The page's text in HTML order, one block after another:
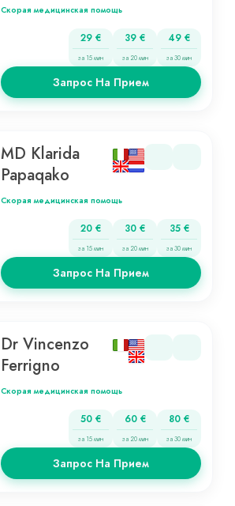
Скорая медицинская помощь
29 €
за 15 мин
39 €
за 20 мин
49 €
за 30 мин
Запрос На Прием
MD Klarida
Papaqako
Скорая медицинская помощь
20 €
за 15 мин
30 €
за 20 мин
35 €
за 30 мин
Запрос На Прием
Dr Vincenzo
Ferrigno
Скорая медицинская помощь
50 €
за 15 мин
60 €
за 20 мин
80 €
за 30 мин
Запрос На Прием